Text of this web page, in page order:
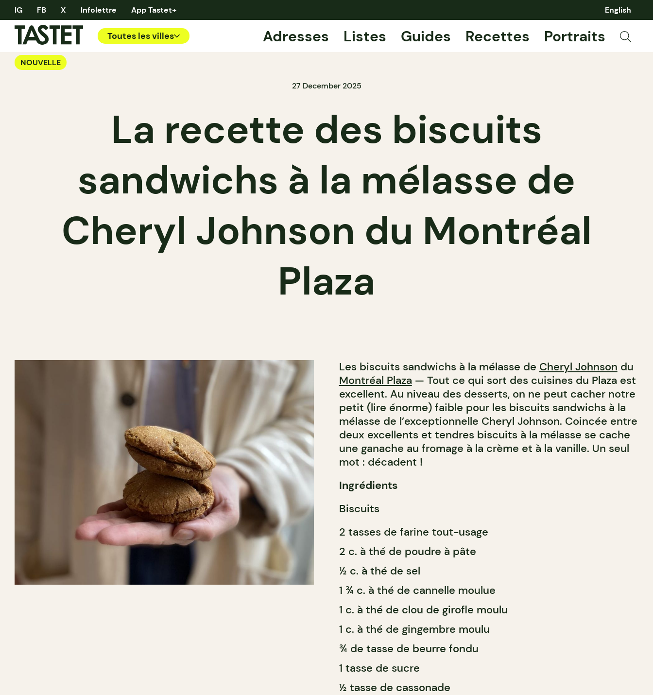
IG FB X Infolettre App Tastet+ English
Toutes les villes Adresses Listes Guides Recettes Portraits
NOUVELLE
27 December 2025
La recette des biscuits
sandwichs à la mélasse de
Cheryl Johnson du Montréal
Plaza
Les biscuits sandwichs à la mélasse de Cheryl Johnson du
Montréal Plaza — Tout ce qui sort des cuisines du Plaza est
excellent. Au niveau des desserts, on ne peut cacher notre
petit (lire énorme) faible pour les biscuits sandwichs à la
mélasse de l’exceptionnelle Cheryl Johnson. Coincée entre
deux excellents et tendres biscuits à la mélasse se cache
une ganache au fromage à la crème et à la vanille. Un seul
mot : décadent !
Ingrédients
Biscuits
2 tasses de farine tout-usage
2 c. à thé de poudre à pâte
½ c. à thé de sel
1 ¾ c. à thé de cannelle moulue
1 c. à thé de clou de girofle moulu
1 c. à thé de gingembre moulu
¾ de tasse de beurre fondu
1 tasse de sucre
½ tasse de cassonade